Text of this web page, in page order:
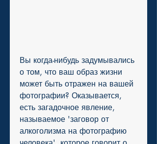
Вы когда-нибудь задумывались
о том, что ваш образ жизни
может быть отражен на вашей
фотографии? Оказывается,
есть загадочное явление,
называемое 'заговор от
алкоголизма на фотографию